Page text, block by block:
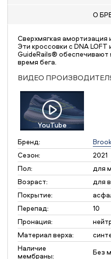
О
Сверхмягкая амортизация
Эти кроссовки с DNA
GuideRails®
время бега.
ВИДЕО
YouTube
Бренд:
Сезон:
2021
Пол:
для
Возраст:
для
Покрытие:
Перепад:
10
Пронация:
Материал верха:
Наличие
мембраны:
Без